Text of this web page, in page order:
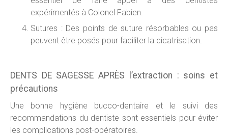
expérimentés à Colonel Fabien.
Sutures : Des points de suture résorbables ou pas
peuvent être posés pour faciliter la cicatrisation.
DENTS DE SAGESSE APRÈS l’extraction : soins et
précautions
Une bonne hygiène bucco-dentaire et le suivi des
recommandations du dentiste sont essentiels pour éviter
les complications post-opératoires.